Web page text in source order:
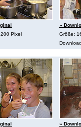
Pixel
»
Größe:
»